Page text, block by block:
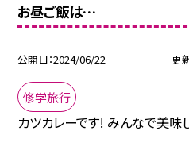
お昼ご飯は…
公開日 2024/06/22 更
修学旅行
カツカレーです! みんなで美味